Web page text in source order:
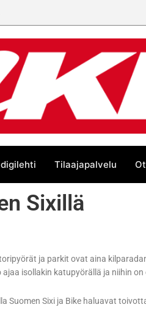
Tilaajapalvelu
Sixillä
ja parkit ovat aina
isollakin katupyörällä ja niihin
Suomen Sixi ja Bike haluavat